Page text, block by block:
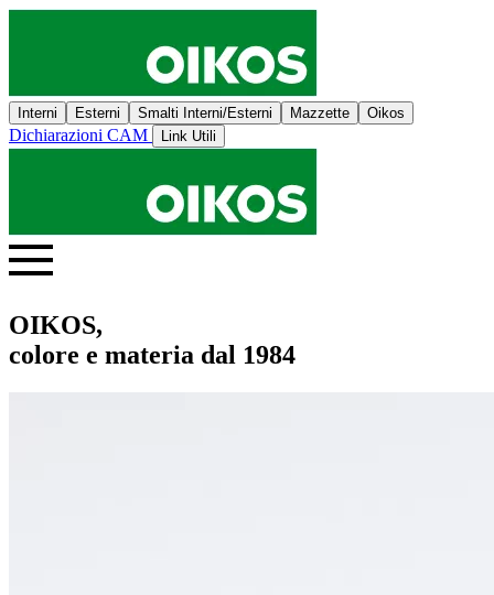
Interni Esterni Smalti Interni/Esterni Mazzette Oikos
Dichiarazioni CAM Link Utili
OIKOS,
colore e materia dal 1984